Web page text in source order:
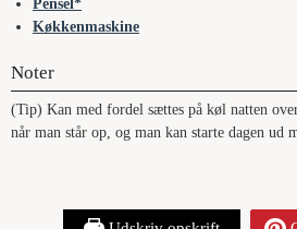
Køkkenmaskine
Noter
(Tip) Kan med fordel sættes på køl natten
når man står op, og man kan starte dagen ud